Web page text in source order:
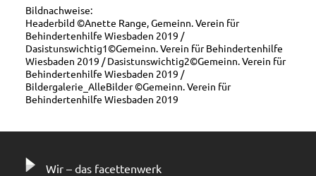
Bildnachweise:
Headerbild ©Anette Range, Gemeinn. Verein für
Behindertenhilfe Wiesbaden 2019 /
Dasistunswichtig1©Gemeinn. Verein für Behindertenhilfe
Wiesbaden 2019 / Dasistunswichtig2©Gemeinn. Verein für
Behindertenhilfe Wiesbaden 2019 /
Bildergalerie_AlleBilder ©Gemeinn. Verein für
Behindertenhilfe Wiesbaden 2019
Wir – das facettenwerk